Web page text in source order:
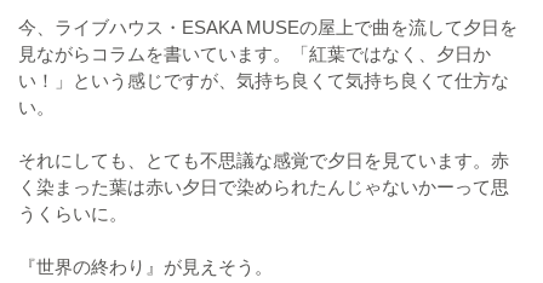
今、ライブハウス・ESAKA MUSEの屋上で曲を流して夕日を
見ながらコラムを書いています。「紅葉ではなく、夕日か
い！」という感じですが、気持ち良くて気持ち良くて仕方な
い。
それにしても、とても不思議な感覚で夕日を見ています。赤
く染まった葉は赤い夕日で染められたんじゃないかーって思
うくらいに。
『世界の終わり』が見えそう。